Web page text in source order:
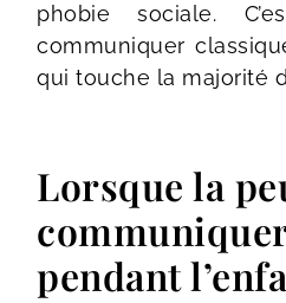
phobie sociale.
communiquer
qui touche la majorité
Lorsque la
pendant